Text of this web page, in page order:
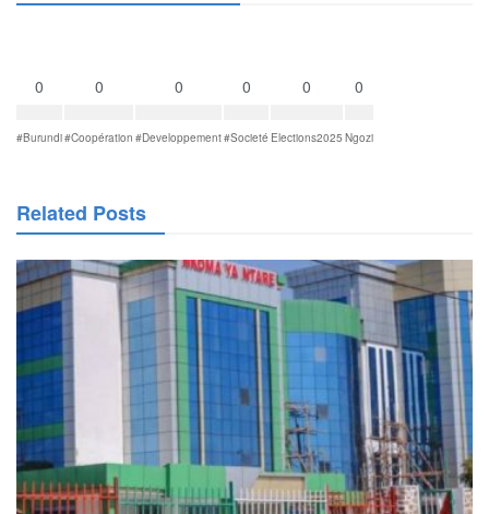
0
#Burundi
0
#Coopération
0
#Developpement
0
#Societé
0
Elections2025
0
Ngozi
Related Posts